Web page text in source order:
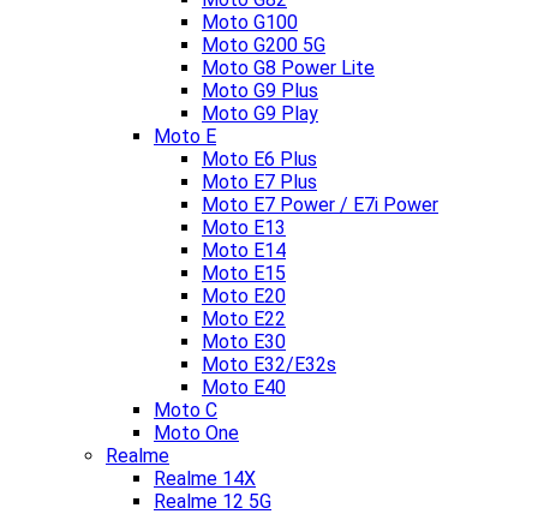
Moto G100
Moto G200 5G
Moto G8 Power Lite
Moto G9 Plus
Moto G9 Play
Moto E
Moto E6 Plus
Moto E7 Plus
Moto E7 Power / E7i Power
Moto E13
Moto E14
Moto E15
Moto E20
Moto E22
Moto E30
Moto E32/E32s
Moto E40
Moto C
Moto One
Realme
Realme 14X
Realme 12 5G